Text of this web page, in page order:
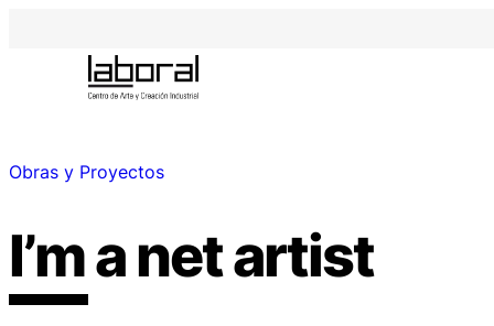
Obras y Proyectos
I’m a net artist